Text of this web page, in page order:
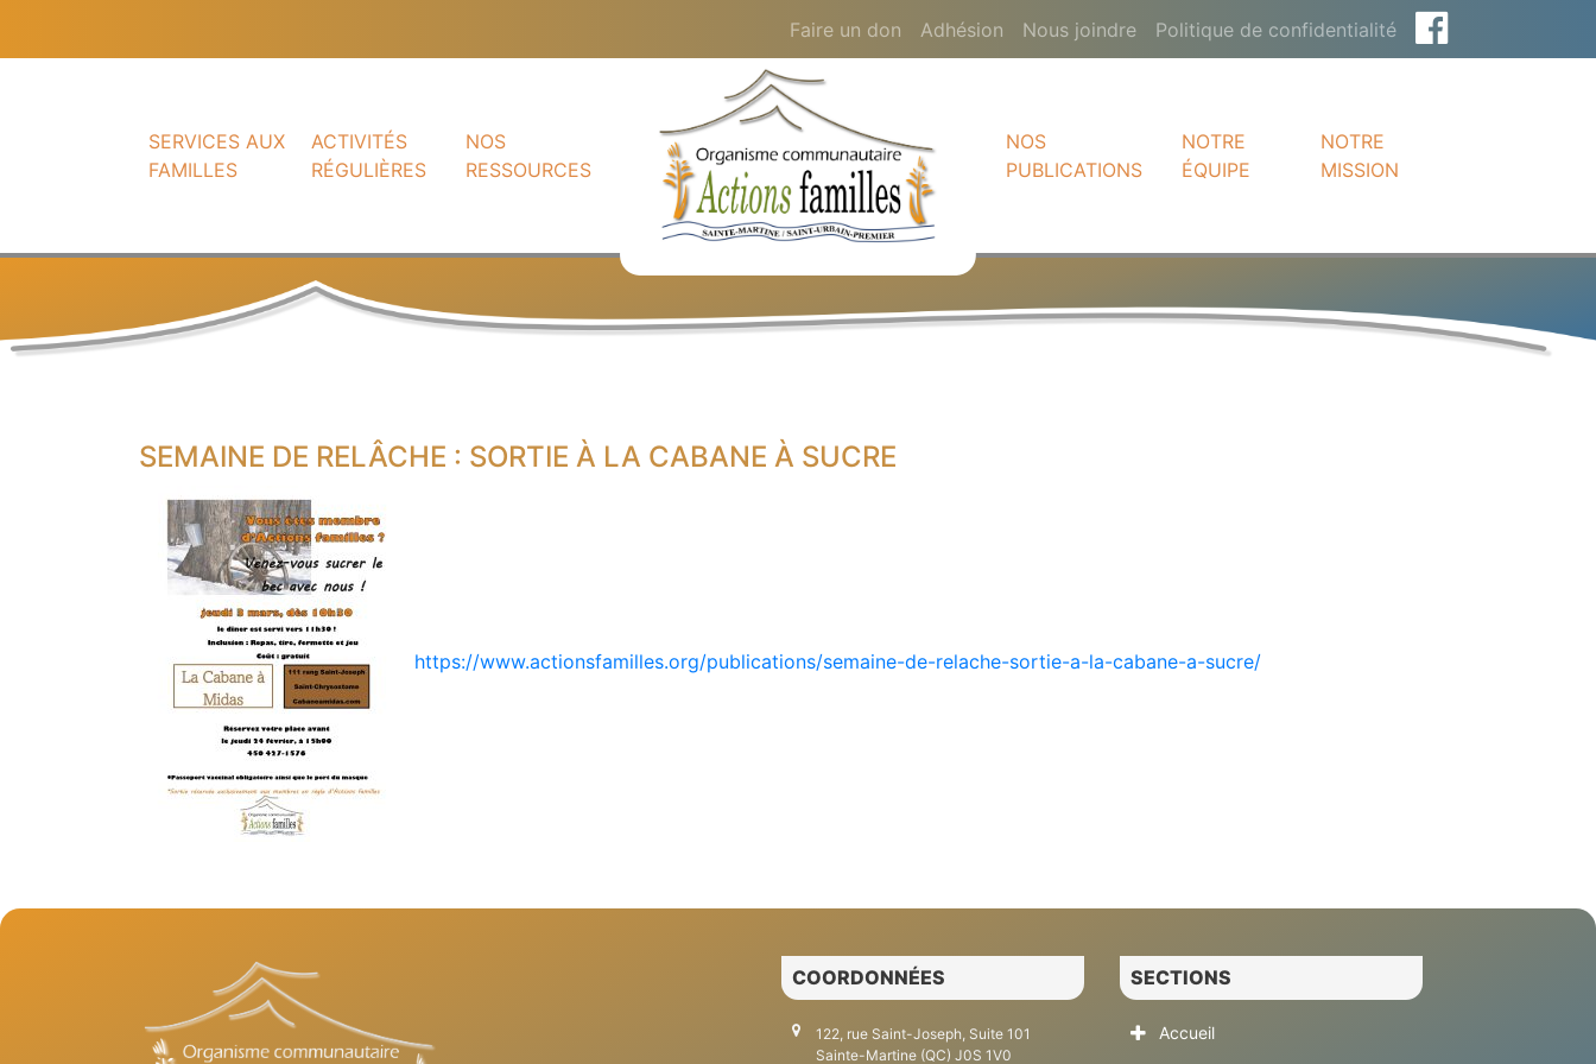
Faire un don Adhésion Nous joindre Politique de confidentialité
SERVICES AUX
FAMILLES
ACTIVITÉS
RÉGULIÈRES
NOS
RESSOURCES
NOS
PUBLICATIONS
NOTRE
ÉQUIPE
NOTRE
MISSION
SEMAINE DE RELÂCHE : SORTIE À LA CABANE À SUCRE
https://www.actionsfamilles.org/publications/semaine-de-relache-sortie-a-la-cabane-a-sucre/
COORDONNÉES
122, rue Saint-Joseph, Suite 101
Sainte-Martine (QC) J0S 1V0
SECTIONS
Accueil